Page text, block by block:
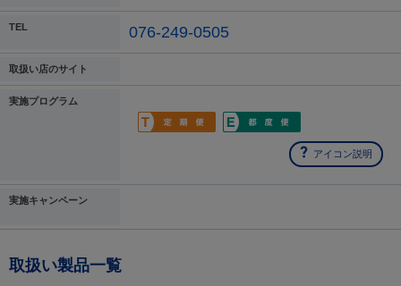
TEL 076-249-0505
取扱い店のサイト
実施プログラム
アイコン説明
実施キャンペーン
取扱い製品一覧